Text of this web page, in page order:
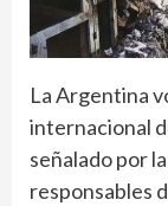
La Argentina
internacional
señalado por
responsables